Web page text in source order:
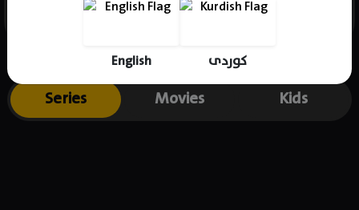
English کوردی
Series Movies Kids